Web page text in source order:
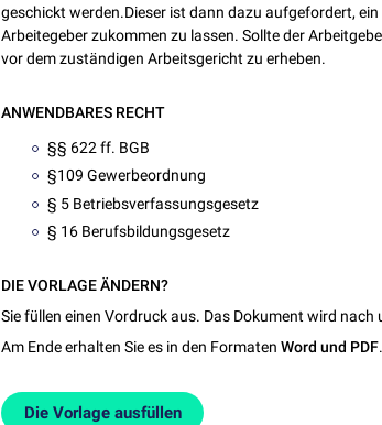
geschickt werden.Dieser ist dann dazu aufgefordert,
Arbeitegeber zukommen zu lassen. Sollte der
vor dem zuständigen Arbeitsgericht zu erheben.
ANWENDBARES RECHT
§§ 622 ff. BGB
§109 Gewerbeordnung
§ 5 Betriebsverfassungsgesetz
§ 16 Berufsbildungsgesetz
DIE VORLAGE ÄNDERN?
Sie füllen einen Vordruck aus. Das Dokument wird
Am Ende erhalten Sie es in den FormatenWord und PDF
Die Vorlage ausfüllen